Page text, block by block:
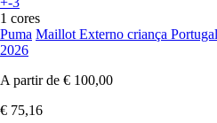
1 cores
Puma Maillot Externo criança
2026
A partir de € 100,00
€ 75,16